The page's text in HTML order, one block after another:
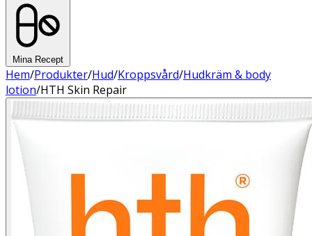
Mina Recept
Hem/Produkter/Hud/Kroppsvård/Hudkräm & body
lotion/HTH Skin Repair